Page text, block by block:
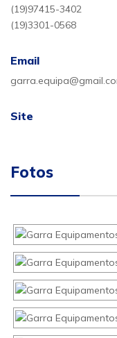
(19)97415-3402
(19)3301-0568
Email
Site
Fotos